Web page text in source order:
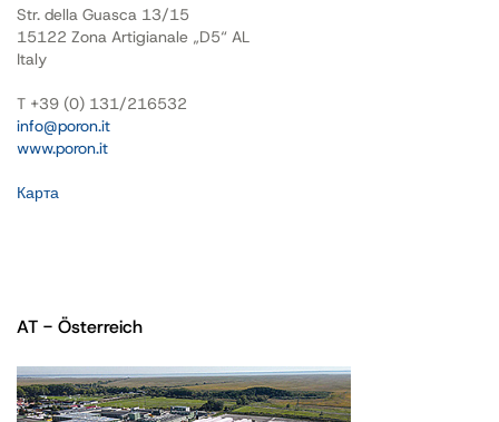
Str. della Guasca 13/15
15122 Zona Artigianale „D5“ AL
Italy
T +39 (0) 131/216532
info@poron.it
www.poron.it
Карта
AT - Österreich